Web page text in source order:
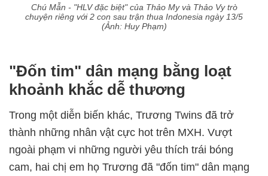
Chú Mẫn - "HLV đặc biệt" của Thảo My và Thảo Vy trò
chuyện riêng với 2 con sau trận thua Indonesia ngày 13/5
(Ảnh: Huy Phạm)
"Đốn tim" dân mạng bằng loạt
khoảnh khắc dễ thương
Trong một diễn biến khác, Trương Twins đã trở
thành những nhân vật cực hot trên MXH. Vượt
ngoài phạm vi những người yêu thích trái bóng
cam, hai chị em họ Trương đã "đốn tim" dân mạng